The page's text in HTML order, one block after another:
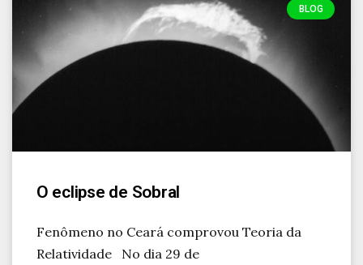
BLOG
O eclipse de Sobral
Fenômeno no Ceará comprovou Teoria da
Relatividade No dia 29 de